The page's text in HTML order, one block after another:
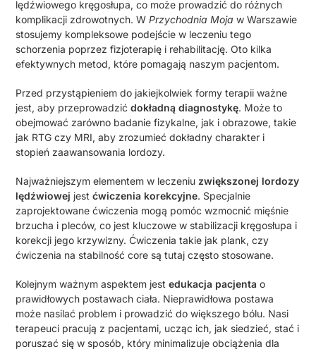
lędźwiowego kręgosłupa, co może prowadzić do różnych
komplikacji zdrowotnych. WPrzychodnia Moja w Warszawie
stosujemy kompleksowe podejście w leczeniu tego
schorzenia poprzez fizjoterapię i rehabilitację. Oto kilka
efektywnych metod, które pomagają naszym pacjentom.
Przed przystąpieniem do jakiejkolwiek formy terapii ważne
jest, aby przeprowadzićdokładną diagnostykę. Może to
obejmować zarówno badanie fizykalne, jak i obrazowe, takie
jak RTG czy MRI, aby zrozumieć dokładny charakter i
stopień zaawansowania lordozy.
Najważniejszym elementem w leczeniuzwiększonej lordozy
lędźwiowej jestćwiczenia korekcyjne. Specjalnie
zaprojektowane ćwiczenia mogą pomóc wzmocnić mięśnie
brzucha i pleców, co jest kluczowe w stabilizacji kręgosłupa i
korekcji jego krzywizny. Ćwiczenia takie jak plank, czy
ćwiczenia na stabilność core są tutaj często stosowane.
Kolejnym ważnym aspektem jestedukacja pacjenta o
prawidłowych postawach ciała. Nieprawidłowa postawa
może nasilać problem i prowadzić do większego bólu. Nasi
terapeuci pracują z pacjentami, ucząc ich, jak siedzieć, stać i
poruszać się w sposób, który minimalizuje obciążenia dla